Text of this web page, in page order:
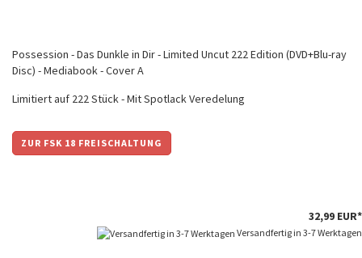
Possession - Das Dunkle in Dir - Limited Uncut 222 Edition (DVD+Blu-ray
Disc) - Mediabook - Cover A
Limitiert auf 222 Stück - Mit Spotlack Veredelung
ZUR FSK 18 FREISCHALTUNG
32,99 EUR*
Versandfertig in 3-7 Werktagen